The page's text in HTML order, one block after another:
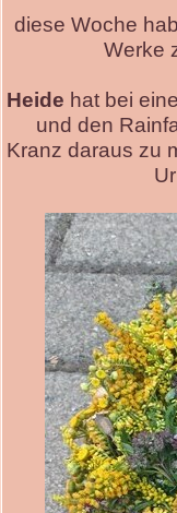
diese Woche
Werke
Heide hat bei
und den
Kranz daraus zu